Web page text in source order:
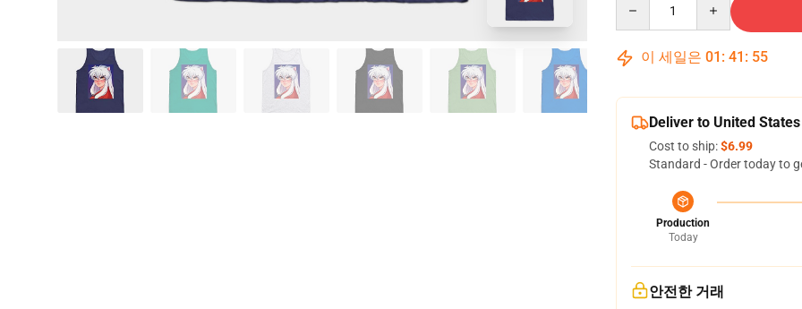
이 세일은 01 : 41 : 54
Deliver to United States
Cost to ship:$6.99
Standard - Order today to
Production
Today
안전한 거래